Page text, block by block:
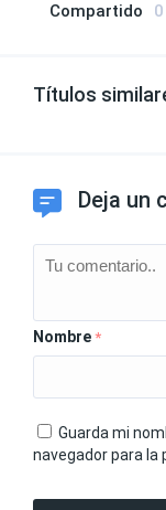
Compartido 0
Títulos
Deja un
Nombre *
Guarda mi
navegador para la